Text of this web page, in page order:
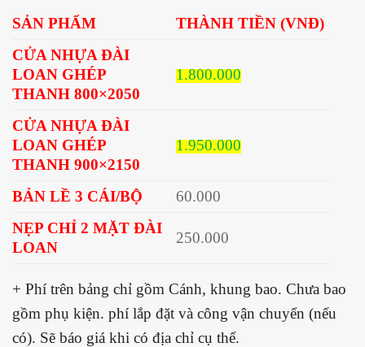
SẢN PHẨM
THÀNH TIỀN (VNĐ)
CỬA NHỰA ĐÀI
LOAN GHÉP
THANH 800×2050
1.800.000
CỬA NHỰA ĐÀI
LOAN GHÉP
THANH 900×2150
1.950.000
BẢN LỀ 3 CÁI/BỘ
60.000
NẸP CHỈ 2 MẶT ĐÀI
LOAN
250.000
+ Phí trên bảng chỉ gồm Cánh, khung bao. Chưa bao
gồm phụ kiện. phí lắp đặt và công vận chuyển (nếu
có). Sẽ báo giá khi có địa chỉ cụ thể.